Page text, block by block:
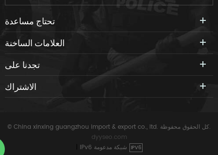
تحتاج مساعدة
العلامات الساخنة
تجدنا على
الاشتراك
© China xinxing guangzhou import & export co., ltd. كل الحقوق محفوظة.
dyyseo.com
IPv6 شبكة مدعومة IPV6